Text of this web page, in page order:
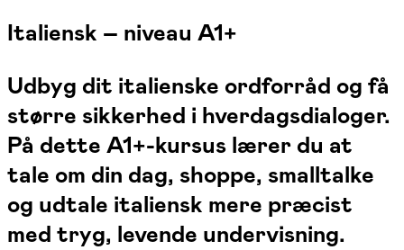
Italiensk – niveau A1+
Udbyg dit italienske ordforråd og få
større sikkerhed i hverdagsdialoger.
På dette A1+-kursus lærer du at
tale om din dag, shoppe, smalltalke
og udtale italiensk mere præcist
med tryg, levende undervisning.